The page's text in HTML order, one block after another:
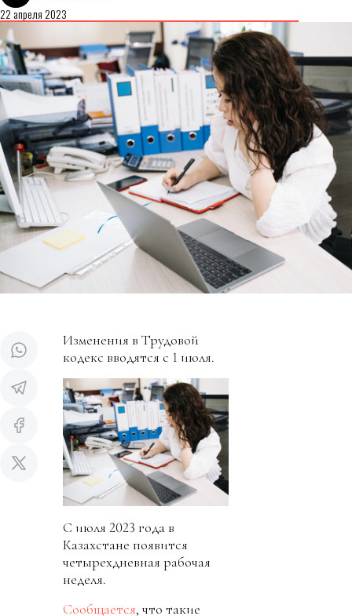
22 апреля 2023
Изменения в Трудовой
кодекс вводятся с 1 июля.
С июля 2023 года в
Казахстане появится
четырехдневная рабочая
неделя.
Сообщается, что такие